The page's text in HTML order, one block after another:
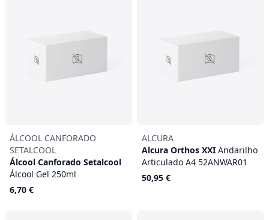
ÁLCOOL CANFORADO
SETALCOOL
Álcool Canforado Setalcool
Álcool Gel 250ml
6,70 €
ALCURA
Alcura Orthos XXI Andarilho
Articulado A4 52ANWAR01
50,95 €